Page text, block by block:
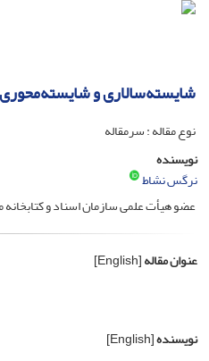
شایسته‌سالاری و
نوع مقاله : سرمقاله
نویسنده
نرگس نشاط
عضو هیأت علمی سازمان اسناد و کتابخانه
عنوان مقاله[English]
نویسنده[English]